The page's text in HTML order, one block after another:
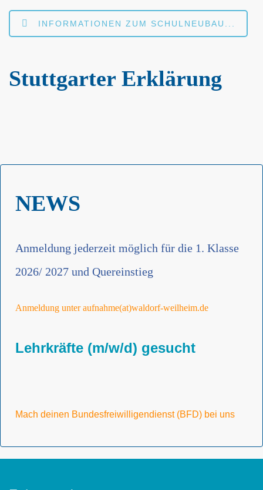
INFORMATIONEN ZUM SCHULNEUBAU...
Stuttgarter Erklärung
NEWS
Anmeldung jederzeit möglich für die 1. Klasse
2026/ 2027 und Quereinstieg
Anmeldung unter aufnahme(at)waldorf-weilheim.de
Lehrkräfte (m/w/d) gesucht
Mach deinen Bundesfreiwilligendienst (BFD) bei uns